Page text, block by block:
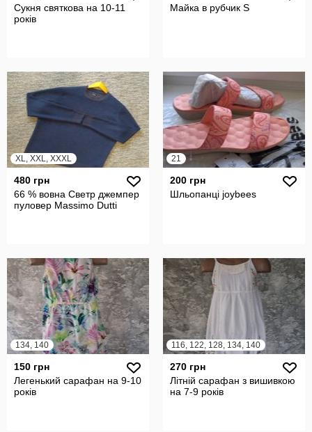
Сукня святкова на 10-11
років
Майка в рубчик S
XL, XXL, XXXL
480 грн
66 % вовна Светр джемпер
пуловер Massimo Dutti
21
200 грн
Шльопанці joybees
134, 140
150 грн
Легенький сарафан на 9-10
років
116, 122, 128, 134, 140
270 грн
Літній сарафан з вишивкою
на 7-9 років